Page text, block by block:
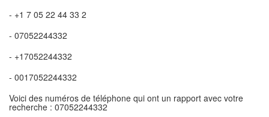
- +1 7 05 22 44 33 2
- 07052244332
- +17052244332
- 0017052244332
Voici des numéros de téléphone qui ont un rapport avec votre
recherche : 07052244332